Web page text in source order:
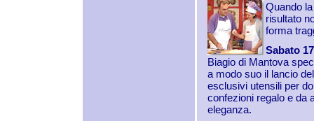
Quando
risultato
forma
Sabato
Biagio di Mantova
a modo suo il lancio
esclusivi utensili per
confezioni regalo e da
eleganza.